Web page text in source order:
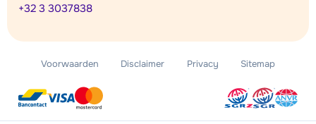
+32 3 3037838
Voorwaarden Disclaimer Privacy Sitemap